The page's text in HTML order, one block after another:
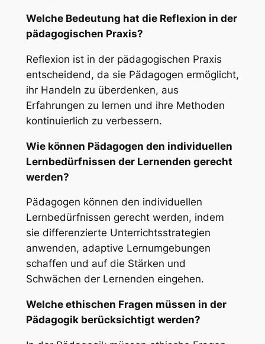
Welche Bedeutung hat die Reflexion in der
pädagogischen Praxis?
Reflexion ist in der pädagogischen Praxis
entscheidend, da sie Pädagogen ermöglicht,
ihr Handeln zu überdenken, aus
Erfahrungen zu lernen und ihre Methoden
kontinuierlich zu verbessern.
Wie können Pädagogen den individuellen
Lernbedürfnissen der Lernenden gerecht
werden?
Pädagogen können den individuellen
Lernbedürfnissen gerecht werden, indem
sie differenzierte Unterrichtsstrategien
anwenden, adaptive Lernumgebungen
schaffen und auf die Stärken und
Schwächen der Lernenden eingehen.
Welche ethischen Fragen müssen in der
Pädagogik berücksichtigt werden?